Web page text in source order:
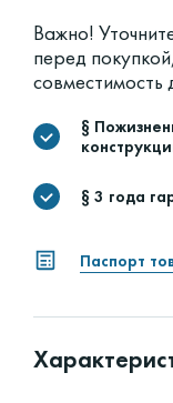
Важно!
перед
совместимость
§
§ 3 года
Паспорт